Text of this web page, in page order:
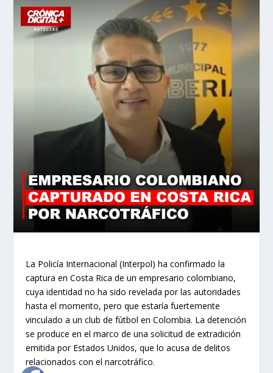
La Policía Internacional (Interpol) ha confirmado la
captura en Costa Rica de un empresario colombiano,
cuya identidad no ha sido revelada por las autoridades
hasta el momento, pero que estaría fuertemente
vinculado a un club de fútbol en Colombia. La detención
se produce en el marco de una solicitud de extradición
emitida por Estados Unidos, que lo acusa de delitos
relacionados con el narcotráfico.